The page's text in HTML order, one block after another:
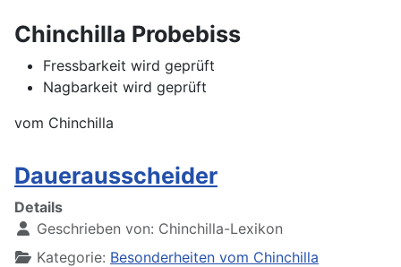
Chinchilla Probebiss
Fressbarkeit wird geprüft
Nagbarkeit wird geprüft
vom Chinchilla
Dauerausscheider
Details
Geschrieben von: Chinchilla-Lexikon
Kategorie: Besonderheiten vom Chinchilla